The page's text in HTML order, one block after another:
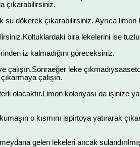
çıkarabilirsiniz.
su dökerek çıkarabilirsiniz. Ayrıca
bira lekelerini ise
iz kalmadığını göreceksiniz.
çalışın.Sonraeğer leke
çalışın.
olacaktır.Limon kolonyası da işinize
o kısmını ispirtoya yatırarak
gelen lekeleri ancak